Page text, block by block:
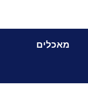
מאכלים